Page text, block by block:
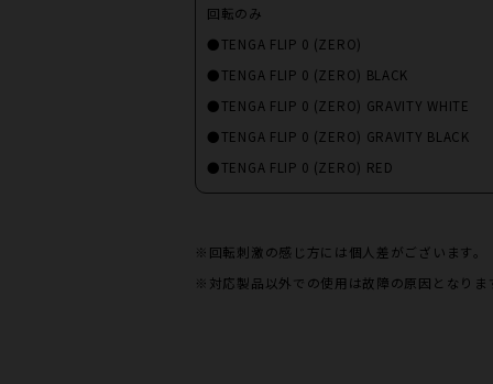
回転のみ
●TENGA FLIP 0 (ZERO)
●TENGA FLIP 0 (ZERO) BLACK
●TENGA FLIP 0 (ZERO) GRAVITY WHITE
●TENGA FLIP 0 (ZERO) GRAVITY BLACK
●TENGA FLIP 0 (ZERO) RED
※回転刺激の感じ方には個人差がございます。
※対応製品以外での使用は故障の原因となりま